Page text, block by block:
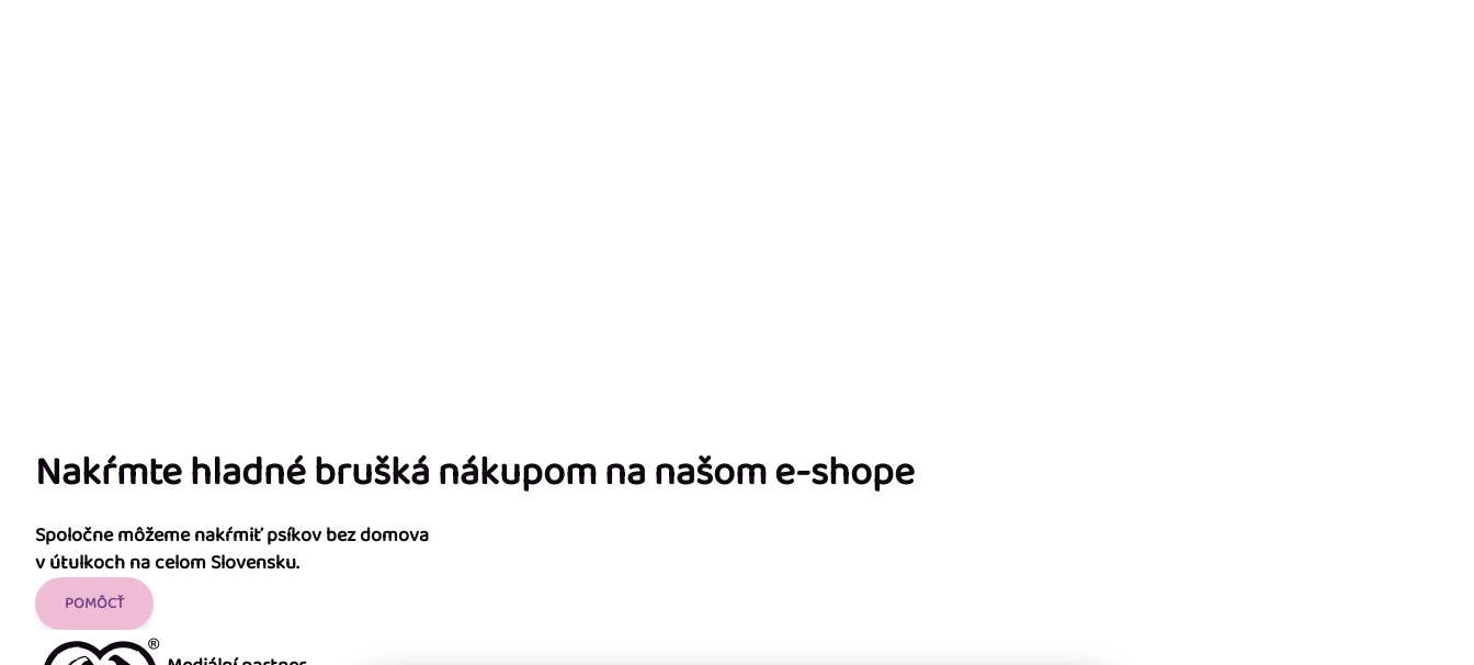
Nakŕmte hladné brušká nákupom na našom e-shope
Spoločne môžeme nakŕmiť psíkov bez domova
v útulkoch na celom Slovensku.
POMÔCŤ